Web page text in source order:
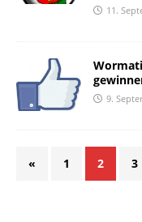
11.
9.
« 1 2 3